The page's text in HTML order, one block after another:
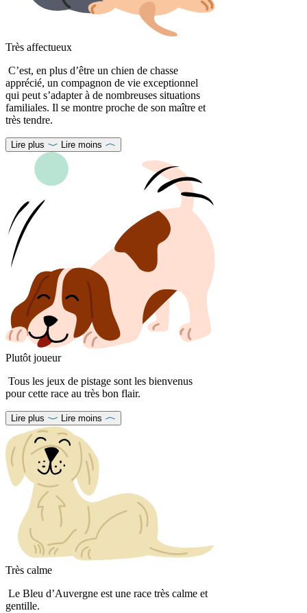
Très affectueux
C’est, en plus d’être un chien de chasse
apprécié, un compagnon de vie exceptionnel
qui peut s’adapter à de nombreuses situations
familiales. Il se montre proche de son maître et
très tendre.
Lire plus Lire moins
Plutôt joueur
Tous les jeux de pistage sont les bienvenus
pour cette race au très bon flair.
Lire plus Lire moins
Très calme
Le Bleu d’Auvergne est une race très calme et
gentille.